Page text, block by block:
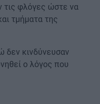
τις φλόγες ώστε να
τμήματα της
δεν κινδύνευσαν
ο λόγος που